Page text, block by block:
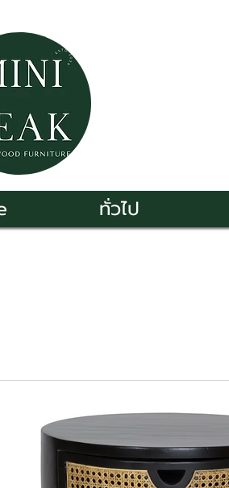
ทั่วไป